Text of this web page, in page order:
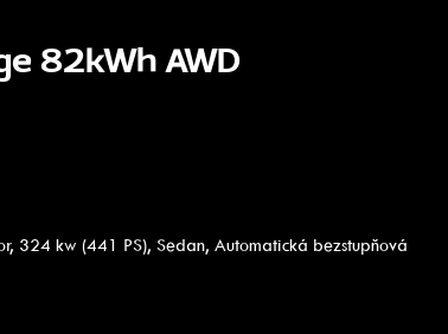
82kWh AWD
kw (441 PS), Sedan, Automatická bezstupňová